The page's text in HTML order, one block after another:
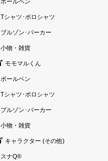
ボールペン
Tシャツ･ポロシャツ
ブルゾン･パーカー
小物・雑貨
モモマルくん
ボールペン
Tシャツ･ポロシャツ
ブルゾン･パーカー
小物・雑貨
キャラクター (その他)
スナQ®